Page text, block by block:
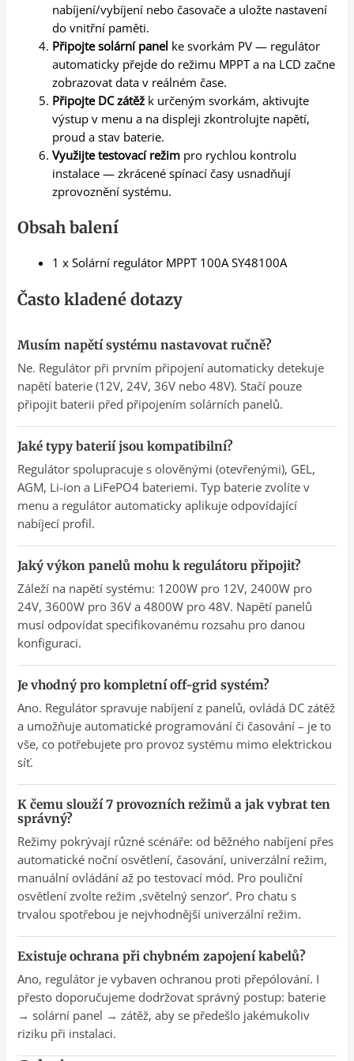
nabíjení/vybíjení nebo časovače a uložte nastavení
do vnitřní paměti.
Připojte solární panel ke svorkám PV — regulátor
automaticky přejde do režimu MPPT a na LCD začne
zobrazovat data v reálném čase.
Připojte DC zátěž k určeným svorkám, aktivujte
výstup v menu a na displeji zkontrolujte napětí,
proud a stav baterie.
Využijte testovací režim pro rychlou kontrolu
instalace — zkrácené spínací časy usnadňují
zprovoznění systému.
Obsah balení
1 x Solární regulátor MPPT 100A SY48100A
Často kladené dotazy
Musím napětí systému nastavovat ručně?
Ne. Regulátor při prvním připojení automaticky detekuje
napětí baterie (12V, 24V, 36V nebo 48V). Stačí pouze
připojit baterii před připojením solárních panelů.
Jaké typy baterií jsou kompatibilní?
Regulátor spolupracuje s olověnými (otevřenými), GEL,
AGM, Li-ion a LiFePO4 bateriemi. Typ baterie zvolíte v
menu a regulátor automaticky aplikuje odpovídající
nabíjecí profil.
Jaký výkon panelů mohu k regulátoru připojit?
Záleží na napětí systému: 1200W pro 12V, 2400W pro
24V, 3600W pro 36V a 4800W pro 48V. Napětí panelů
musí odpovídat specifikovanému rozsahu pro danou
konfiguraci.
Je vhodný pro kompletní off-grid systém?
Ano. Regulátor spravuje nabíjení z panelů, ovládá DC zátěž
a umožňuje automatické programování či časování – je to
vše, co potřebujete pro provoz systému mimo elektrickou
síť.
K čemu slouží 7 provozních režimů a jak vybrat ten
správný?
Režimy pokrývají různé scénáře: od běžného nabíjení přes
automatické noční osvětlení, časování, univerzální režim,
manuální ovládání až po testovací mód. Pro pouliční
osvětlení zvolte režim ‚světelný senzor‘. Pro chatu s
trvalou spotřebou je nejvhodnější univerzální režim.
Existuje ochrana při chybném zapojení kabelů?
Ano, regulátor je vybaven ochranou proti přepólování. I
přesto doporučujeme dodržovat správný postup: baterie
→ solární panel → zátěž, aby se předešlo jakémukoliv
riziku při instalaci.